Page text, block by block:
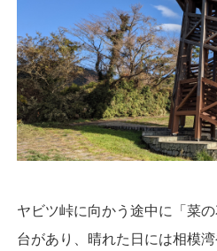
ヤビツ峠に向かう途中に「菜
台があり、晴れた日には相模